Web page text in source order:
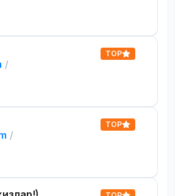
/
TOP
/
TOP